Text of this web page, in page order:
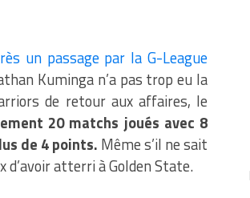
un passage par la G-League
Kuminga n’a pas trop eu la
de retour aux affaires, le
20 matchs joués avec 8
de 4 points. Même s’il ne sait
atterri à Golden State.